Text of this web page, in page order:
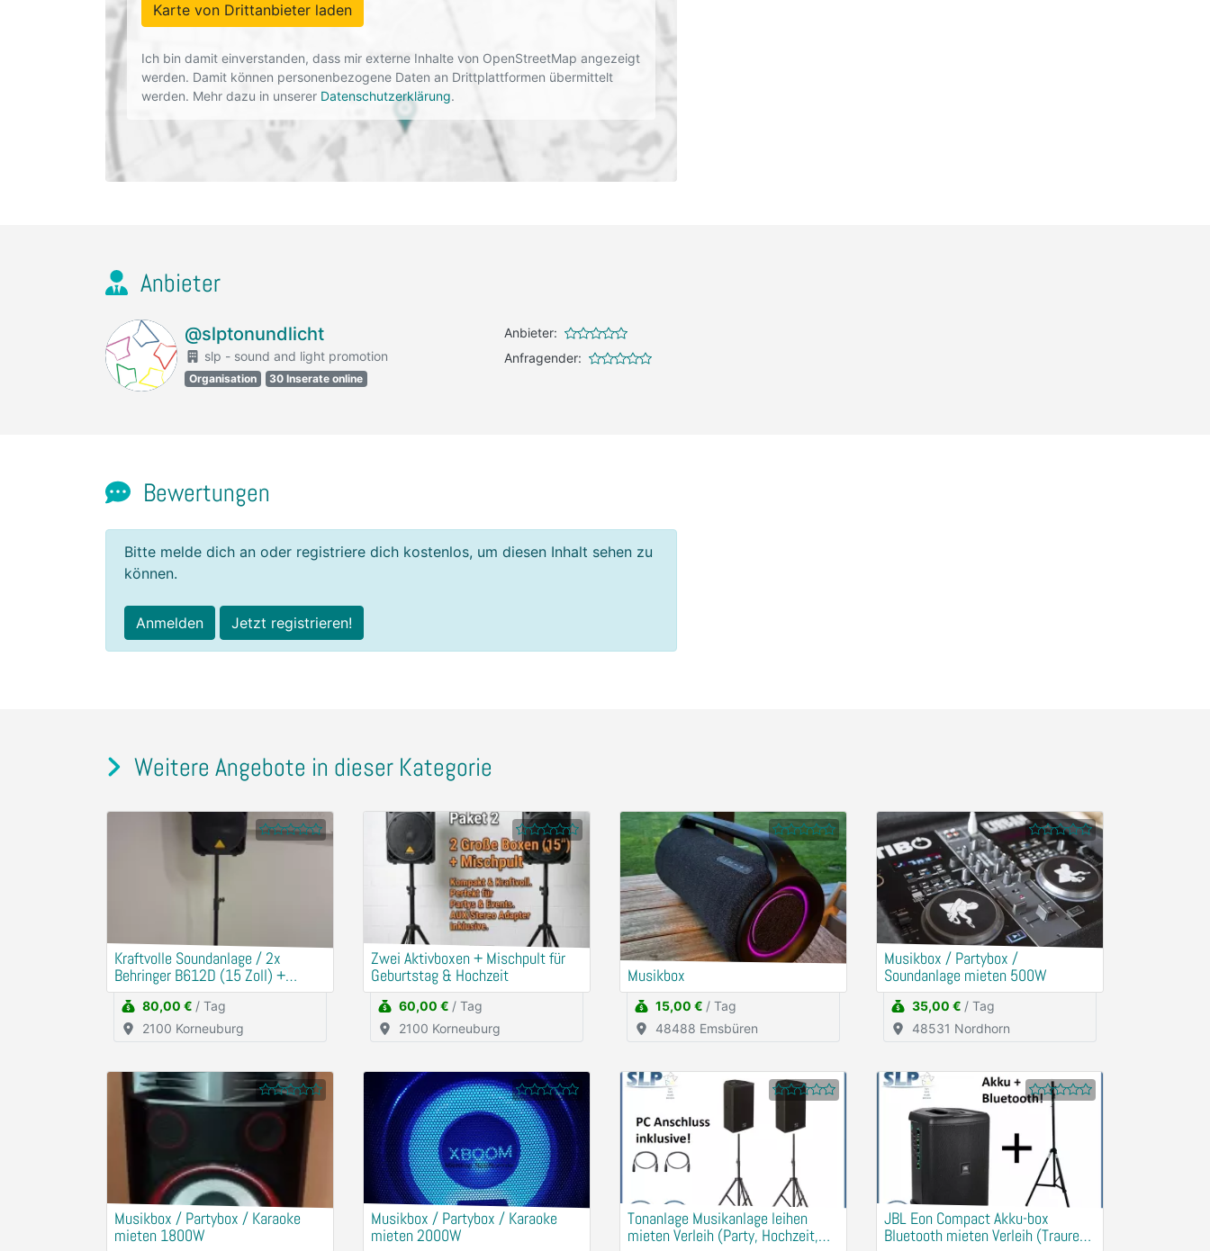
Karte von Drittanbieter laden
Ich bin damit einverstanden, dass mir externe Inhalte von OpenStreetMap angezeigt
werden. Damit können personenbezogene Daten an Drittplattformen übermittelt
werden. Mehr dazu in unserer Datenschutzerklärung.
Anbieter
@slptonundlicht
slp - sound and light promotion
Organisation 30 Inserate online
Anbieter:
Anfragender:
Bewertungen
Bitte melde dich an oder registriere dich kostenlos, um diesen Inhalt sehen zu
können.
Anmelden Jetzt registrieren!
Weitere Angebote in dieser Kategorie
Kraftvolle Soundanlage / 2x
Behringer B612D (15 Zoll) +
Mischpult
80,00 € / Tag
2100 Korneuburg
​Zwei Aktivboxen + Mischpult für
Geburtstag & Hochzeit
60,00 € / Tag
2100 Korneuburg
Musikbox
15,00 € / Tag
48488 Emsbüren
Musikbox / Partybox /
Soundanlage mieten 500W
35,00 € / Tag
48531 Nordhorn
Musikbox / Partybox / Karaoke
mieten 1800W
Musikbox / Partybox / Karaoke
mieten 2000W
Tonanlage Musikanlage leihen
mieten Verleih (Party, Hochzeit,
JBL Eon Compact Akku-box
Bluetooth mieten Verleih (Traurede,